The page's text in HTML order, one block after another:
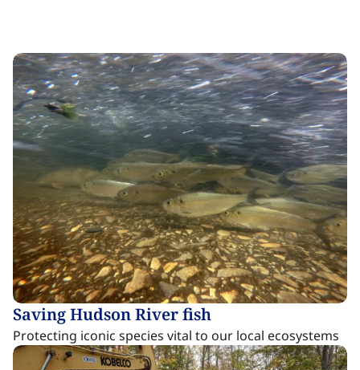
Saving Hudson River fish​​​​‌ ‍ ​‍​‍‌‍ ‌ ​‍‌‍‍‌‌‍‌ ‌‍‍‌‌‍ ‍​‍​‍​ ‍‍​‍​‍‌ ​ ‌‍​‌‌‍ ‍‌‍‍‌‌ ‌​‌ ‍‌​‍ ‍‌‍‍‌‌‍ ​‍​‍​‍ ​​‍​‍‌‍‍​‌ ​‍‌‍‌‌‌‍‌‍​‍​‍​ ‍‍​‍​‍‌‍‍​‌ ‌​‌ ‌​‌ ​​‌ ​ ​ ‍‍​‍ ​‍ ‌‍​ ‌‍ ‌‌ ​ ​‍ ‍‌‍ ‌‌‍​‌‌‍‍‌‌‍ ‍​‍ ‍​ ​‍​ ​​​ ​‍​ ‌​‌ ​‍‌‍‌‌‌‍‌​‌‍‌‌‌ ​ ‌‍‍‌‌‍‌ ‌‍ ‍​‍ ‍‌ ​‍‌‍‍‌‌ ‌‍‌‍‌‌‌ ​‍‌‍‍ ‌‍‌‌‌‍‌‌‌ ​​‌‍‌‌‌ ​‍​‍ ‍‌‍ ‌ ​‍‌‍‌ ​‍ ‌‍‍‌‌‍ ‍‌ ‌​‌‍‌‌‌‍ ‍‌ ‌​​‍ ‌‍‌‌‌‍‌​‌‍‍‌‌ ‌​​‍ ‌‍ ‌‌‍ ‌‍‌​‌‍‌‌​ ‌‌ ​​‌ ​‍‌‍‌‌‌ ​ ‌‍‌‌‌‍ ‍‌ ‌​‌‍​‌‌ ‌​‌‍‍‌‌‍ ‌‍ ‍​ ‍ ‌‍‍‌‌‍‌​​ ‌‌‍​ ​ ​ ‌‍​‌​ ‌ ‌‍‌​​ ‌​​ ‌ ‌‍​‌​‍ ‌​ ​ ‌‍‌‍​ ‍‌​ ‌‍​‍ ‌​ ‌​‌‍​‌‌‍​‌‌‍‌‍​‍ ‌​ ‍‌​ ​‌​ ‍‌‌‍​‍​‍ ‌‌‍‌​‌‍​ ‌‍‌‌‌‍​‍​ ​‍​ ​‍​ ​​​ ‌ ‌‍​ ‌‍​‍‌‍‌​​ ​‍​ ‍ ‌ ‌​‌ ‍‌‌ ​​‌‍‌‌​ ‌‌‍​ ‌‍​‌‌‍ ‌‌ ​​‌‍​‌‌‍‍‌‌‍‌ ‌‍ ‍​ ‍ ‌ ​​‌‍​‌‌ ‌​‌‍‍​​ ‌‌ ‌​‌‍‍‌‌ ‌​‌‍ ​‌‍‌‌​ ‌‍​‍‌‍​‌‌ ​ ‌‍‌‌‌‌‌‌‌ ​‍‌‍ ​​ ‌‌‍‍​‌ ‌​‌ ‌​‌ ​​‌ ​ ​‍‌‌​ ​ ‌​​‌​‍‌‌​ ​‍‌​‌‍​‍‌‌​ ​‍‌​‌‍‌‍​ ‌‍ ‌‌ ​ ​‍ ‍‌‍ ‌‌‍​‌‌‍‍‌‌‍ ‍​‍ ‍​ ​‍​ ​​​ ​‍​ ‌​‌ ​‍‌‍‌‌‌‍‌​‌‍‌‌‌ ​ ‌‍‍‌‌‍‌ ‌‍ ‍​‍ ‍‌ ​‍‌‍‍‌‌ ‌‍‌‍‌‌‌ ​‍‌‍‍ ‌‍‌‌‌‍‌‌‌ ​​‌‍‌‌‌ ​‍​‍ ‍‌‍ ‌ ​‍‌‍‌ ​‍‌‍‌‍‍‌‌‍‌​​ ‌‌‍​ ​ ​ ‌‍​‌​ ‌ ‌‍‌​​ ‌​​ ‌ ‌‍​‌​‍ ‌​ ​ ‌‍‌‍​ ‍‌​ ‌‍​‍ ‌​ ‌​‌‍​‌‌‍​‌‌‍‌‍​‍ ‌​ ‍‌​ ​‌​ ‍‌‌‍​‍​‍ ‌‌‍‌​‌‍​ ‌‍‌‌‌‍​‍​ ​‍​ ​‍​ ​​​ ‌ ‌‍​ ‌‍​‍‌‍‌​​ ​‍​‍‌‍‌ ‌​‌ ‍‌‌ ​​‌‍‌‌​ ‌‌‍​ ‌‍​‌‌‍ ‌‌ ​​‌‍​‌‌‍‍‌‌‍‌ ‌‍ ‍​‍‌‍‌ ​​‌‍​‌‌ ‌​‌‍‍​​ ‌‌ ‌​‌‍‍‌‌ ‌​‌‍ ​‌‍‌‌​‍‌‍‌ ​​‌‍‌‌‌ ​‍‌ ​ ‌ ​​‌‍‌‌‌‍​ ‌ ‌​‌‍‍‌‌ ‌‍‌‍‌‌​ ‌‌ ​​‌ ‌‌‌‍​‍‌‍ ​‌‍‍‌‌ ​ ‌‍‍​‌‍‌‌‌‍‌​​‍​‍‌ ‌
Protecting iconic species vital to our local ecosystems​​​​‌ ‍ ​‍​‍‌‍ ‌ ​‍‌‍‍‌‌‍‌ ‌‍‍‌‌‍ ‍​‍​‍​ ‍‍​‍​‍‌ ​ ‌‍​‌‌‍ ‍‌‍‍‌‌ ‌​‌ ‍‌​‍ ‍‌‍‍‌‌‍ ​‍​‍​‍ ​​‍​‍‌‍‍​‌ ​‍‌‍‌‌‌‍‌‍​‍​‍​ ‍‍​‍​‍‌‍‍​‌ ‌​‌ ‌​‌ ​​‌ ​ ​ ‍‍​‍ ​‍ ‌‍​ ‌‍ ‌‌ ​ ​‍ ‍‌‍ ‌‌‍​‌‌‍‍‌‌‍ ‍​‍ ‍​ ​‍​ ​​​ ​‍​ ‌​‌ ​‍‌‍‌‌‌‍‌​‌‍‌‌‌ ​ ‌‍‍‌‌‍‌ ‌‍ ‍​‍ ‍‌ ​‍‌‍‍‌‌ ‌‍‌‍‌‌‌ ​‍‌‍‍ ‌‍‌‌‌‍‌‌‌ ​​‌‍‌‌‌ ​‍​‍ ‍‌‍ ‌ ​‍‌‍‌ ​‍ ‌‍‍‌‌‍ ‍‌ ‌​‌‍‌‌‌‍ ‍‌ ‌​​‍ ‌‍‌‌‌‍‌​‌‍‍‌‌ ‌​​‍ ‌‍ ‌‌‍ ‌‍‌​‌‍‌‌​ ‌‌ ​​‌ ​‍‌‍‌‌‌ ​ ‌‍‌‌‌‍ ‍‌ ‌​‌‍​‌‌ ‌​‌‍‍‌‌‍ ‌‍ ‍​ ‍ ‌‍‍‌‌‍‌​​ ‌‌‍​ ​ ​ ‌‍​‌​ ‌ ‌‍‌​​ ‌​​ ‌ ‌‍​‌​‍ ‌​ ​ ‌‍‌‍​ ‍‌​ ‌‍​‍ ‌​ ‌​‌‍​‌‌‍​‌‌‍‌‍​‍ ‌​ ‍‌​ ​‌​ ‍‌‌‍​‍​‍ ‌‌‍‌​‌‍​ ‌‍‌‌‌‍​‍​ ​‍​ ​‍​ ​​​ ‌ ‌‍​ ‌‍​‍‌‍‌​​ ​‍​ ‍ ‌ ‌​‌ ‍‌‌ ​​‌‍‌‌​ ‌‌‍​ ‌‍​‌‌‍ ‌‌ ​​‌‍​‌‌‍‍‌‌‍‌ ‌‍ ‍​ ‍ ‌ ​​‌‍​‌‌ ‌​‌‍‍​​ ‌‌ ​ ‌‍‍​‌‍ ‌ ​‍‌ ‌​‌​‌​‌‍‌‌‌ ​ ‌‍​ ‌ ​‍‌‍‍‌‌ ​​‌ ‌​‌‍‍‌‌‍ ‌‍ ‍​ ‌‍​‍‌‍​‌‌ ​ ‌‍‌‌‌‌‌‌‌ ​‍‌‍ ​​ ‌‌‍‍​‌ ‌​‌ ‌​‌ ​​‌ ​ ​‍‌‌​ ​ ‌​​‌​‍‌‌​ ​‍‌​‌‍​‍‌‌​ ​‍‌​‌‍‌‍​ ‌‍ ‌‌ ​ ​‍ ‍‌‍ ‌‌‍​‌‌‍‍‌‌‍ ‍​‍ ‍​ ​‍​ ​​​ ​‍​ ‌​‌ ​‍‌‍‌‌‌‍‌​‌‍‌‌‌ ​ ‌‍‍‌‌‍‌ ‌‍ ‍​‍ ‍‌ ​‍‌‍‍‌‌ ‌‍‌‍‌‌‌ ​‍‌‍‍ ‌‍‌‌‌‍‌‌‌ ​​‌‍‌‌‌ ​‍​‍ ‍‌‍ ‌ ​‍‌‍‌ ​‍‌‍‌‍‍‌‌‍‌​​ ‌‌‍​ ​ ​ ‌‍​‌​ ‌ ‌‍‌​​ ‌​​ ‌ ‌‍​‌​‍ ‌​ ​ ‌‍‌‍​ ‍‌​ ‌‍​‍ ‌​ ‌​‌‍​‌‌‍​‌‌‍‌‍​‍ ‌​ ‍‌​ ​‌​ ‍‌‌‍​‍​‍ ‌‌‍‌​‌‍​ ‌‍‌‌‌‍​‍​ ​‍​ ​‍​ ​​​ ‌ ‌‍​ ‌‍​‍‌‍‌​​ ​‍​‍‌‍‌ ‌​‌ ‍‌‌ ​​‌‍‌‌​ ‌‌‍​ ‌‍​‌‌‍ ‌‌ ​​‌‍​‌‌‍‍‌‌‍‌ ‌‍ ‍​‍‌‍‌ ​​‌‍​‌‌ ‌​‌‍‍​​ ‌‌ ​ ‌‍‍​‌‍ ‌ ​‍‌ ‌​‌​‌​‌‍‌‌‌ ​ ‌‍​ ‌ ​‍‌‍‍‌‌ ​​‌ ‌​‌‍‍‌‌‍ ‌‍ ‍​‍‌‍‌ ​​‌‍‌‌‌ ​‍‌ ​ ‌ ​​‌‍‌‌‌‍​ ‌ ‌​‌‍‍‌‌ ‌‍‌‍‌‌​ ‌‌ ​​‌ ‌‌‌‍​‍‌‍ ​‌‍‍‌‌ ​ ‌‍‍​‌‍‌‌‌‍‌​​‍​‍‌ ‌